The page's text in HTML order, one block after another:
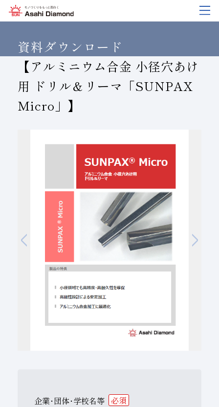
企業情報
企業情報
旭ダイヤについて
子会社
マルチステークホルダー
製品紹介
製品紹介
業種から探す
技術情報
技術情報
ダイヤモンド工具・
各製品の安全な取扱いについて
研究開発
研究開発
研究開発について
サステナビリティ
サステナビリティ
サステナビリティポリシー
リスクマネジメント（BCM）
サステナビリティブックレット
IR情報
IR情報
IR資料室
資料ダウンロード
【アルミニウム合金 小径穴あけ
用 ドリル＆リーマ「SUNPAX
Micro」】
企業･団体･学校名等 必須